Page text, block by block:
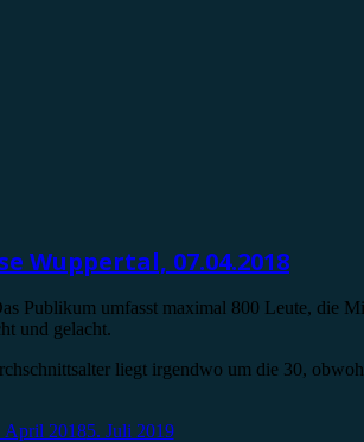
Wuppertal, 07.04.2018
Publikum umfasst maximal 800 Leute, die
und gelacht.
liegt irgendwo um die 30,
April 20185. Juli 2019